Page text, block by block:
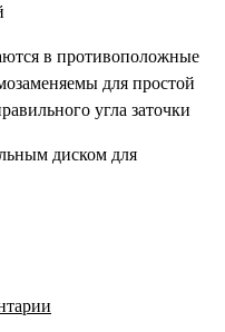
в противоположные
для простой
угла заточки
диском для